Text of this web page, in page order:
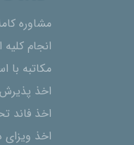
مشاوره
انجام کلیه
مکاتبه با
اخذ پذیرش
اخذ فاند
اخذ